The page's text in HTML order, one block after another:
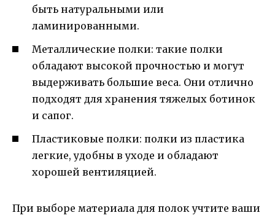
быть натуральными или
ламинированными.
Металлические полки: такие полки
обладают высокой прочностью и могут
выдерживать большие веса. Они отлично
подходят для хранения тяжелых ботинок
и сапог.
Пластиковые полки: полки из пластика
легкие, удобны в уходе и обладают
хорошей вентиляцией.
При выборе материала для полок учтите ваши